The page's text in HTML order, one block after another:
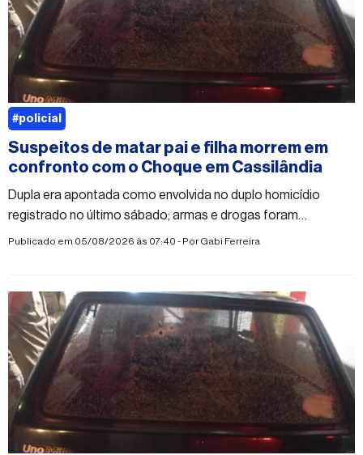
Suspeitos de matar pai e filha morrem em
confronto com o Choque em Cassilândia
Dupla era apontada como envolvida no duplo homicídio
registrado no último sábado; armas e drogas foram
apreendidas
Publicado em 05/08/2026 às 07:40 - PorGabi Ferreira
#policial